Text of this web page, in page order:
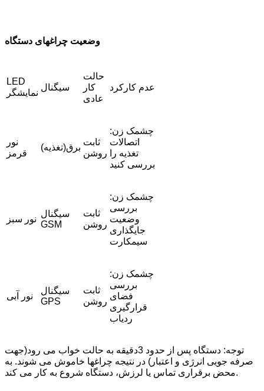
وضعیت چراغهای دستگاه
LED
نمایشگر
سیگنال
حالت
کار
عادی
عدم کارکرد
نور
قرمز
برق(تغذیه)
ثابت
روشن
چشمک زن:
اتصالات
تغذیه را
بررسی کنید
نور سبز
سیگنال
GSM
ثابت
روشن
چشمک زن:
بررسی
وضعیت
جایگذاری
سیمکارت
نور آبی
سیگنال
GPS
ثابت
روشن
چشمک زن:
بررسی
فضای
قرارگیری
ردیاب
توجه: دستگاه پس از حدود 3دقیقه به حالت خواب می رود(جهت
صرفه جویی انرژی و اعتبار) در نتیجه چراغها خاموش می شوند. به
محض برقراری تماس یا لرزش، دستگاه شروع به کار می کند.